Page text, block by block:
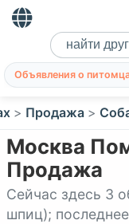
Объявления о
Продажа
Москва
Продажа
Сейчас здесь 3
шпиц);